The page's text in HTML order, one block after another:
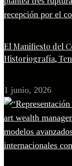
El Manifiesto del
Historiografía,
1 junio, 2026